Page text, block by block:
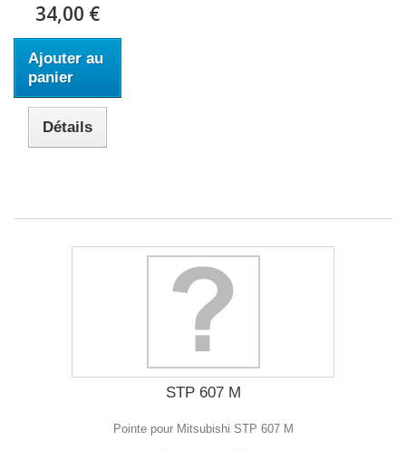
34,00 €
Ajouter au
panier
Détails
STP 607 M
Pointe pour Mitsubishi STP 607 M